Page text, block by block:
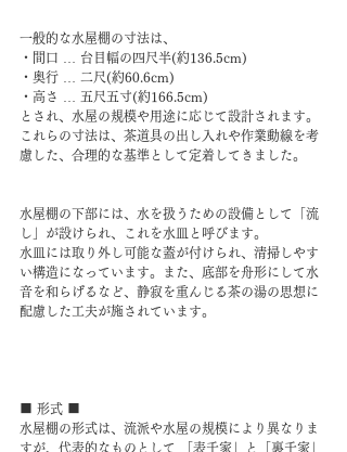
一般的な水屋棚の寸法は、
・間口 … 台目幅の四尺半(約136.5cm)
・奥行 … 二尺(約60.6cm)
・高さ … 五尺五寸(約166.5cm)
とされ、水屋の規模や用途に応じて設計されます。
これらの寸法は、茶道具の出し入れや作業動線を考
慮した、合理的な基準として定着してきました。
水屋棚の下部には、水を扱うための設備として「流
し」が設けられ、これを水皿と呼びます。
水皿には取り外し可能な蓋が付けられ、清掃しやす
い構造になっています。また、底部を舟形にして水
音を和らげるなど、静寂を重んじる茶の湯の思想に
配慮した工夫が施されています。
■ 形式 ■
水屋棚の形式は、流派や水屋の規模により異なりま
すが、代表的なものとして 「表千家」と「裏千家」